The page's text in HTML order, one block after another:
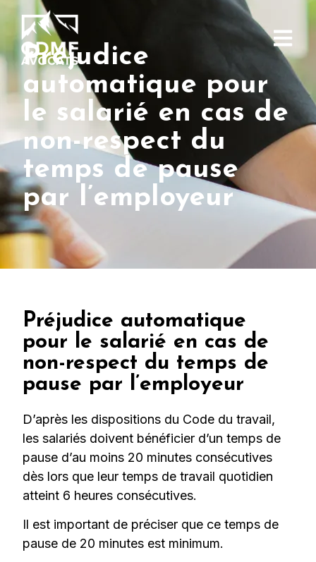
Préjudice
automatique pour
le salarié en cas de
non-respect du
temps de pause
par l’employeur
Préjudice automatique
pour le salarié en cas de
non-respect du temps de
pause par l’employeur
D’après les dispositions du Code du travail,
les salariés doivent bénéficier d’un temps de
pause d’au moins 20 minutes consécutives
dès lors que leur temps de travail quotidien
atteint 6 heures consécutives.
Il est important de préciser que ce temps de
pause de 20 minutes est minimum.